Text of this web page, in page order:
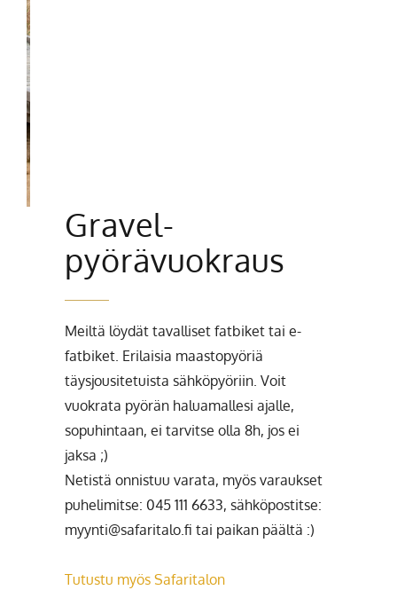
Gravel-
pyörävuokraus
Meiltä löydät tavalliset fatbiket tai e-
fatbiket. Erilaisia maastopyöriä
täysjousitetuista sähköpyöriin. Voit
vuokrata pyörän haluamallesi ajalle,
sopuhintaan, ei tarvitse olla 8h, jos ei
jaksa ;)
Netistä onnistuu varata, myös varaukset
puhelimitse: 045 111 6633, sähköpostitse:
myynti@safaritalo.fi tai paikan päältä :)
Tutustu myös Safaritalon